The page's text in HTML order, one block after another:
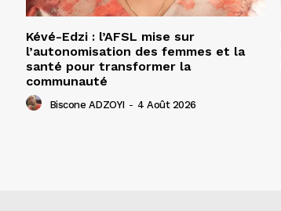
Kévé-Edzi : l’AFSL mise sur
l’autonomisation des femmes et la
santé pour transformer la
communauté
Biscone ADZOYI - 4 Août 2026